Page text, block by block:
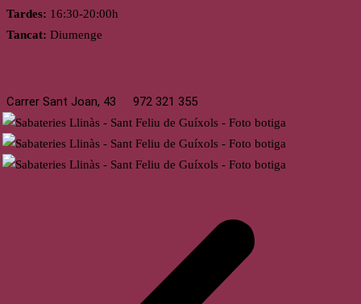
Tardes: 16:30-20:00h
Tancat: Diumenge
Carrer Sant Joan, 43 972 321 355